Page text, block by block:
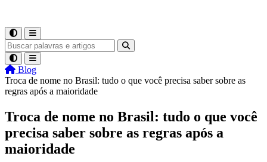
Blog
Troca de nome no Brasil: tudo o que você precisa saber sobre as
regras após a maioridade
Troca de nome no Brasil: tudo o que você
precisa saber sobre as regras após a
maioridade